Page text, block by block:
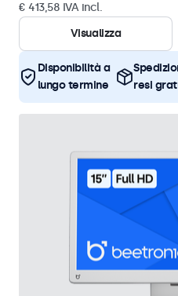
€ 413,58 IVA incl.
Visualizza
Disponibilità a
lungo termine
resi